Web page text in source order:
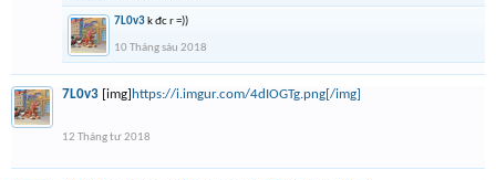
7L0v3 k đc r =))
10 Tháng sáu 2018
7L0v3 [img] https://i.imgur.com/4dIOGTg.png[/img]
12 Tháng tư 2018